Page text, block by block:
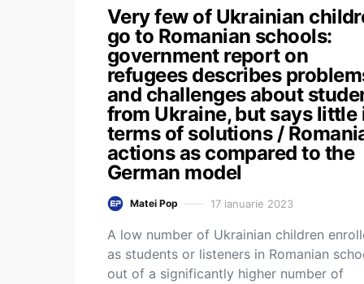
Very few of Ukrainian
go to Romanian schools:
government report on
refugees describes
and challenges about
from Ukraine, but says little
terms of solutions /
actions as compared to the
German model
Matei Pop 17 ianuarie 2023
A low number of Ukrainian children
as students or listeners in Romanian
out of a significantly higher number of